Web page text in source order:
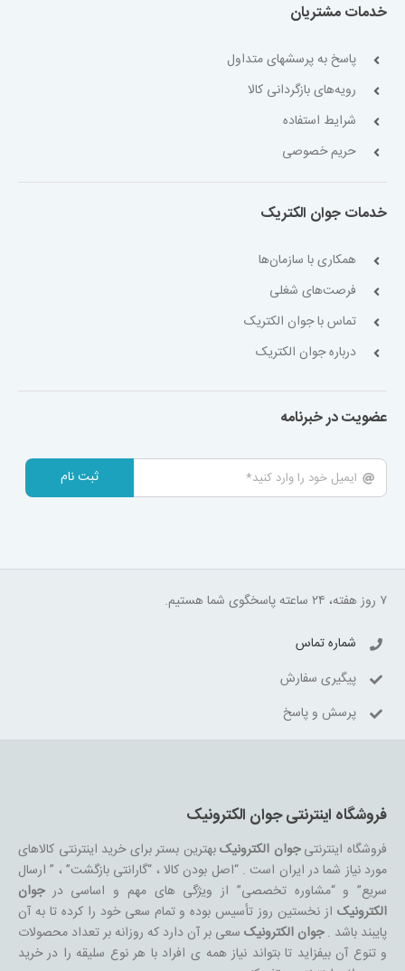
خدمات مشتریان
پاسخ به پرسشهای متداول
رویه‌های بازگردانی کالا
شرایط استفاده
حریم خصوصی
خدمات جوان الکتریک
همکاری با سازمان‌ها
فرصت‌های شغلی
تماس با جوان الکتریک
درباره جوان الکتریک
عضویت در خبرنامه
ثبت نام
۷ روز هفته، ۲۴ ساعته پاسخگوی شما هستیم.
شماره تماس
پیگیری سفارش
پرسش و پاسخ
فروشگاه اینترنتی جوان الکترونیک
فروشگاه اینترنتیجوان الکترونیکبهترین بستر برای خرید اینترنتی کالاهای
مورد نیاز شما در ایران است . “اصل بودن کالا ، “گارانتی بازگشت” ، ” ارسال
سریع” و “مشاوره تخصصی” از ویژگی های مهم و اساسی درجوان
الکترونیکاز نخستین روز تأسیس بوده و تمام سعی خود را کرده تا به آن
پایبند باشد .جوان الکترونیکسعی بر آن دارد که روزانه بر تعداد محصولات
و تنوع آن بیفزاید تا بتواند نیاز همه ی افراد با هر نوع سلیقه را در خرید